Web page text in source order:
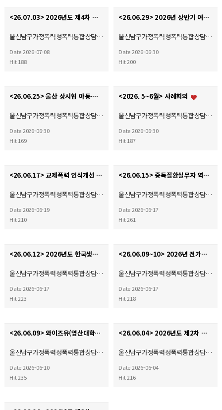
<26.07.03> 2026년도 제4차 사회복지현장실습 종결식
울산남구가정폭력성폭력통합상담…
Date 2026-07-08
Hit 188
<26.06.29> 2026년 상반기 여성폭력 예방 및 홍보 캠페인
울산남구가정폭력성폭력통합상담…
Date 2026-06-30
Hit 200
<26.06.25> 울산 상시협 아동·여성폭력예방캠페인
울산남구가정폭력성폭력통합상담…
Date 2026-06-30
Hit 169
<2026. 5~6월> 사례회의
울산남구가정폭력성폭력통합상담…
Date 2026-06-30
Hit 187
<26.06.17> 교제폭력 인식개선 및 예방 캠페인(자체)
울산남구가정폭력성폭력통합상담…
Date 2026-06-19
Hit 210
<26.06.15> 중독질환실무자 역량강화교육
울산남구가정폭력성폭력통합상담…
Date 2026-06-17
Hit 261
<26.06.12> 2026년도 한국생명의전화연맹 정기총회
울산남구가정폭력성폭력통합상담…
Date 2026-06-17
Hit 223
<26.06.09~10> 2026년 전가협 시설장 회의 & 워크숍
울산남구가정폭력성폭력통합상담…
Date 2026-06-17
Hit 218
<26.06.09> 와이즈유(영산대학교) 부울경 사회복지·평생교육 기관 협회 2026학년도 산학협력 협약체결…
울산남구가정폭력성폭력통합상담…
Date 2026-06-10
Hit 235
<26.06.04> 2026년도 제2차 운영위원회
울산남구가정폭력성폭력통합상담…
Date 2026-06-04
Hit 216